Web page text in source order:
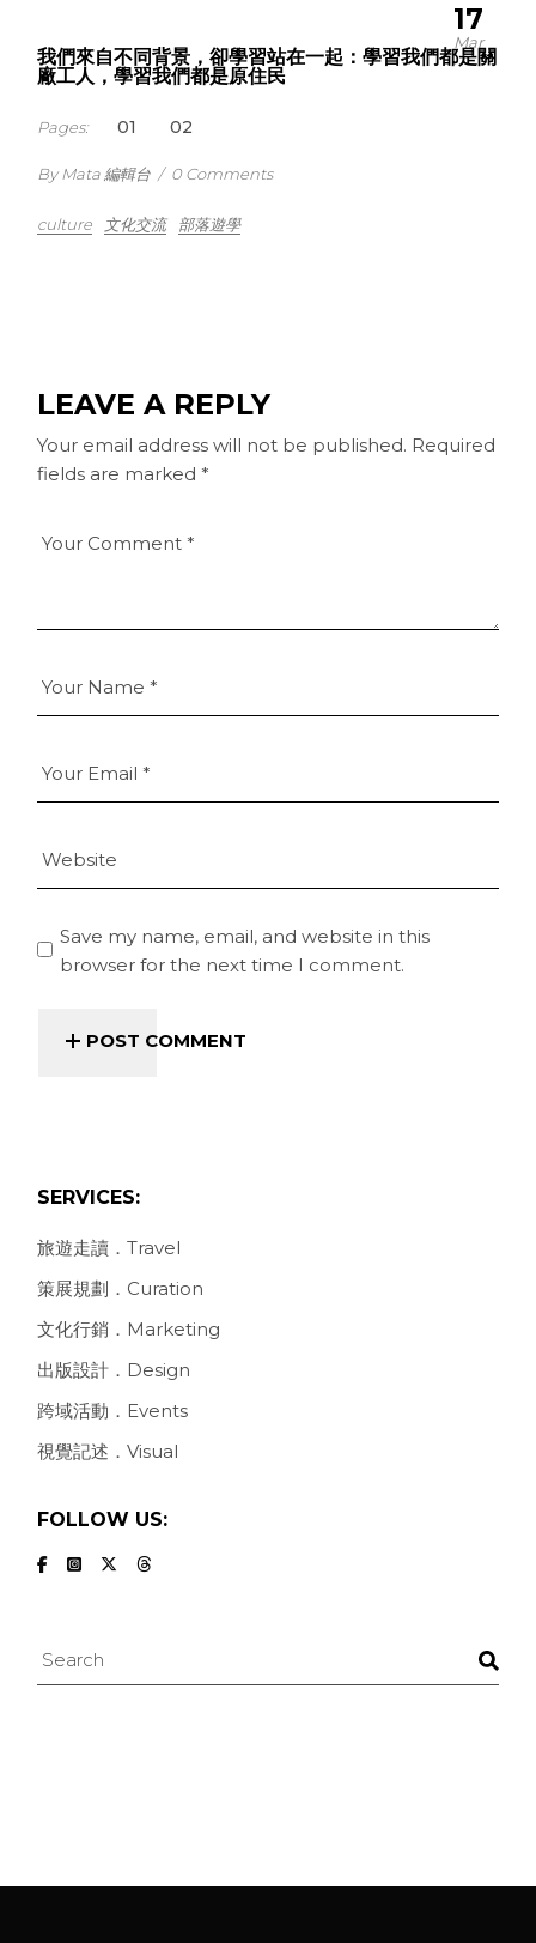
17
Mar
我們來自不同背景，卻學習站在一起：學習我們都是關
廠工人，學習我們都是原住民
Pages: 1 2
By Mata 編輯台 / 0 Comments
culture 文化交流 部落遊學
LEAVE A REPLY
Your email address will not be published. Required
fields are marked *
Save my name, email, and website in this
browser for the next time I comment.
POST COMMENT
SERVICES:
旅遊走讀．Travel
策展規劃．Curation
文化行銷．Marketing
出版設計．Design
跨域活動．Events
視覺記述．Visual
FOLLOW US:
Search